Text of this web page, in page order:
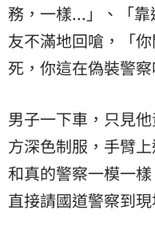
務，一樣...」、「
友不滿地回嗆，「
死，你這在偽裝警察
男子一下車，只見
方深色制服，手臂
和真的警察一模一
直接請國道警察到現